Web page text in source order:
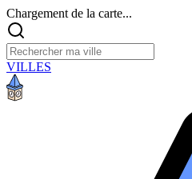
Chargement de la carte...
VILLES